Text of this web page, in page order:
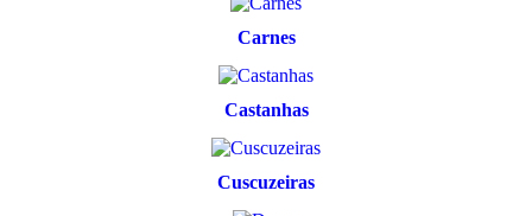
Carnes
Castanhas
Cuscuzeiras